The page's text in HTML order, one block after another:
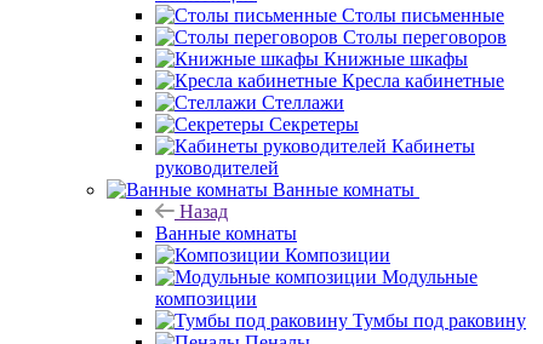
Столы письменные
Столы переговоров
Книжные шкафы
Кресла кабинетные
Стеллажи
Секретеры
Кабинеты
руководителей
Ванные комнаты
Назад
Ванные комнаты
Композиции
Модульные
композиции
Тумбы под раковину